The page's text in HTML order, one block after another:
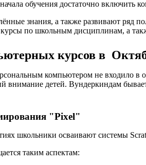
обучения достаточно включить
знания, а также развивают ряд
по школьным дисциплинам, а
курсов в
компьютером не входило в
внимание детей. Вундеркиндам
"Pixel"
школьники осваивают системы
таким аспектам: